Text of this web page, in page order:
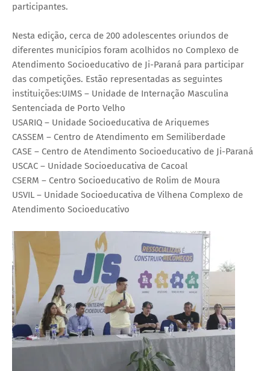
participantes.
Nesta edição, cerca de 200 adolescentes oriundos de
diferentes municípios foram acolhidos no Complexo de
Atendimento Socioeducativo de Ji-Paraná para participar
das competições. Estão representadas as seguintes
instituições:UIMS – Unidade de Internação Masculina
Sentenciada de Porto Velho
USARIQ – Unidade Socioeducativa de Ariquemes
CASSEM – Centro de Atendimento em Semiliberdade
CASE – Centro de Atendimento Socioeducativo de Ji-Paraná
USCAC – Unidade Socioeducativa de Cacoal
CSERM – Centro Socioeducativo de Rolim de Moura
USVIL – Unidade Socioeducativa de Vilhena Complexo de
Atendimento Socioeducativo